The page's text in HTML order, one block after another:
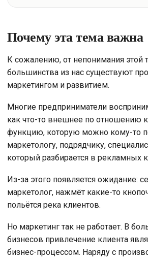
Почему эта тема важна
К сожалению, от непонимания этой
большинства из нас существуют
маркетингом и развитием.
Многие предприниматели
как что-то внешнее по отношению
функцию, которую можно кому-то
маркетологу, подрядчику,
который разбирается в рекламных
Из-за этого появляется ожидание:
маркетолог, нажмёт какие-то
польётся река клиентов.
Но маркетинг так не работает. В
бизнесов привлечение клиента
бизнес-процессом. Наряду с